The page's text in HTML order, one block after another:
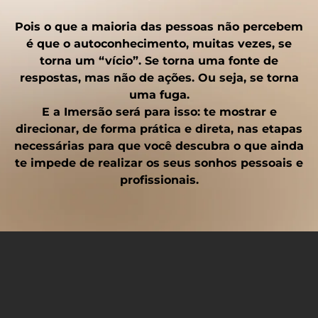
Pois o que a maioria das pessoas não percebem
é que o autoconhecimento, muitas vezes, se
torna um “vício”. Se torna uma fonte de
respostas, mas não de ações. Ou seja, se torna
uma fuga.
E a Imersão será para isso: te mostrar e
direcionar, de forma prática e direta, nas etapas
necessárias para que você descubra o que ainda
te impede de realizar os seus sonhos pessoais e
profissionais.